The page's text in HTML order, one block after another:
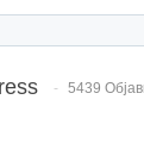
5439